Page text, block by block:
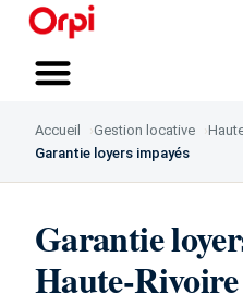
Accueil Gestion locative
Garantie loyers impayés
Garantie
Haute-Rivoire